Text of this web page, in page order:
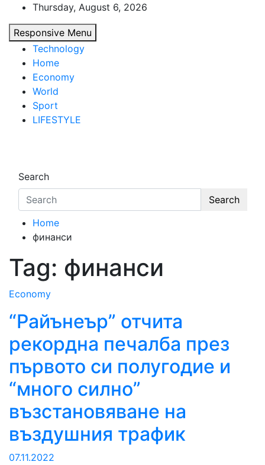
content
Thursday, August 6, 2026
Responsive Menu
Technology
Home
Economy
World
Sport
LIFESTYLE
Search
Search
Home
финанси
Tag: финанси
Economy
“Райънеър” отчита
рекордна печалба през
първото си полугодие и
“много силно”
възстановяване на
въздушния трафик
07.11.2022